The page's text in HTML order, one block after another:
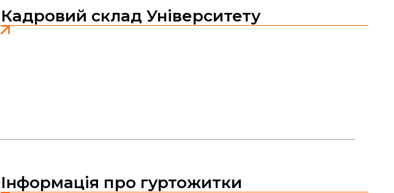
Кадровий склад Університету
Інформація про гуртожитки